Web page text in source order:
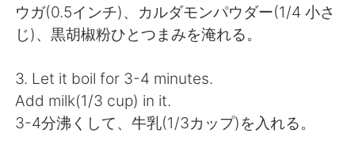
ウガ(0.5インチ)、カルダモンパウダー(1/4 小さ
じ)、黒胡椒粉ひとつまみを淹れる。
3. Let it boil for 3-4 minutes.
Add milk(1/3 cup) in it.
3-4分沸くして、牛乳(1/3カップ)を入れる。